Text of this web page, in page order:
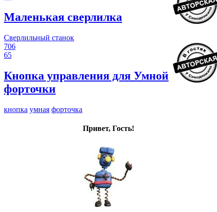
Маленькая сверлилка
Сверлильный станок
706
65
Кнопка управления для Умной
форточки
кнопка умная форточка
Привет, Гость!